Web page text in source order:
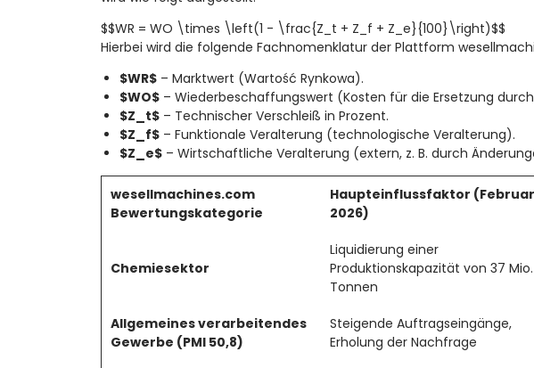
$$WR = WO \times \left(1 - \frac{Z_t + Z_f + Z_e}{100}\right)$$
Hierbei wird die folgende Fachnomenklatur der Plattform
$WR$– Marktwert (Wartość Rynkowa).
$WO$– Wiederbeschaffungswert (Kosten für die Ersetzung
$Z_t$– Technischer Verschleiß in Prozent.
$Z_f$– Funktionale Veralterung (technologische Veralterung).
$Z_e$– Wirtschaftliche Veralterung (extern, z. B. durch
wesellmachines.com
Bewertungskategorie
Haupteinflussfaktor (Februar
2026)
Chemiesektor
Liquidierung einer
Produktionskapazität von 37 Mio.
Tonnen
Allgemeines verarbeitendes
Gewerbe (PMI 50,8)
Steigende Auftragseingänge,
Erholung der Nachfrage